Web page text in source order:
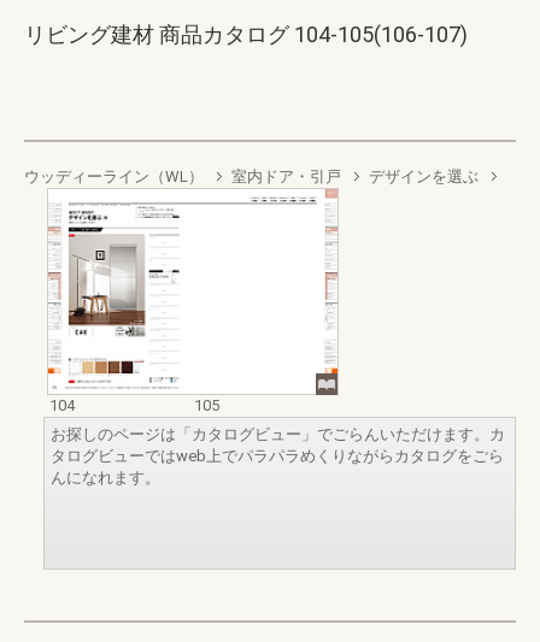
リビング建材 商品カタログ 104-105(106-107)
ウッディーライン（WL） 室内ドア・引戸 デザインを選ぶ
104
105
お探しのページは「カタログビュー」でごらんいただけます。カ
タログビューではweb上でパラパラめくりながらカタログをごら
んになれます。